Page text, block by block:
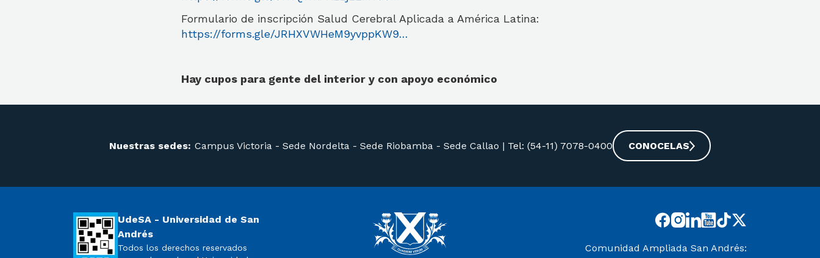
Formulario de inscripción Salud Cerebral Aplicada a América Latina:
https://forms.gle/JRHXVWHeM9yvppKW9…
Hay cupos para gente del interior y con apoyo económico
Nuestras sedes: Campus Victoria - Sede Nordelta - Sede Riobamba - Sede Callao | Tel: (54-11) 7078-0400 CONOCELAS
UdeSA - Universidad de San
Andrés
Todos los derechos reservados
Comunidad Ampliada San Andrés: